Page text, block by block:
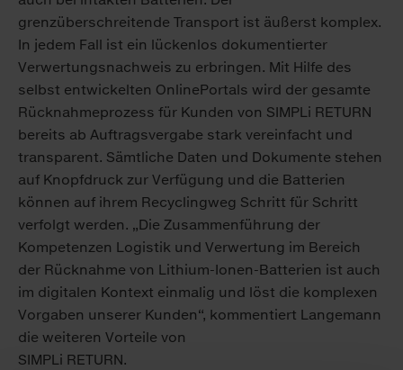
grenzüberschreitende Transport ist äußerst komplex.
In jedem Fall ist ein lückenlos dokumentierter
Verwertungsnachweis zu erbringen. Mit Hilfe des
selbst entwickelten OnlinePortals wird der gesamte
Rücknahmeprozess für Kunden von SIMPLi RETURN
bereits ab Auftragsvergabe stark vereinfacht und
transparent. Sämtliche Daten und Dokumente stehen
auf Knopfdruck zur Verfügung und die Batterien
können auf ihrem Recyclingweg Schritt für Schritt
verfolgt werden. „Die Zusammenführung der
Kompetenzen Logistik und Verwertung im Bereich
der Rücknahme von Lithium-Ionen-Batterien ist auch
im digitalen Kontext einmalig und löst die komplexen
Vorgaben unserer Kunden“, kommentiert Langemann
die weiteren Vorteile von
SIMPLi RETURN.